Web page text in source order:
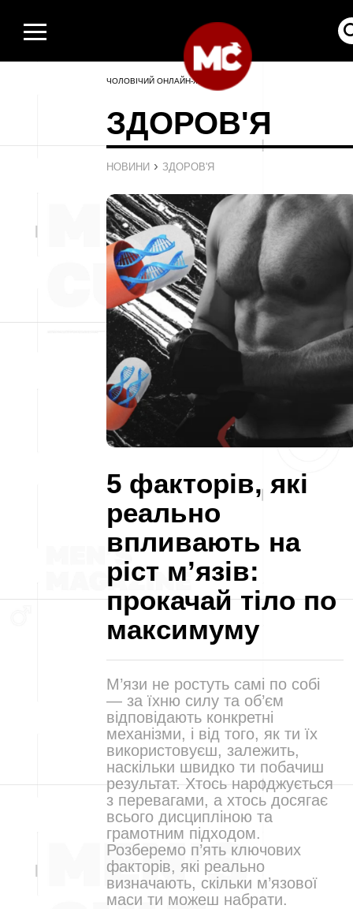
ЧОЛОВІЧИЙ ОНЛАЙН-ЖУРНАЛ
ЗДОРОВ'Я
НОВИНИ › ЗДОРОВ'Я
5 факторів, які
реально
впливають на
ріст м’язів:
прокачай тіло по
максимуму
М’язи не ростуть самі по собі
— за їхню силу та об’єм
відповідають конкретні
механізми, і від того, як ти їх
використовуєш, залежить,
наскільки швидко ти побачиш
результат. Хтось народжується
з перевагами, а хтось досягає
всього дисципліною та
грамотним підходом.
Розберемо п’ять ключових
факторів, які реально
визначають, скільки м’язової
маси ти можеш набрати.